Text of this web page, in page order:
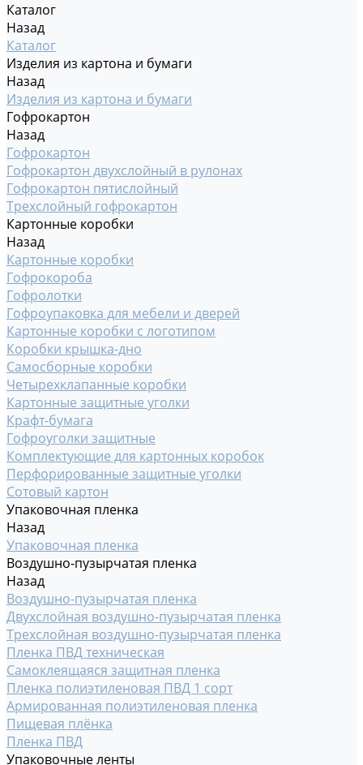
Каталог
Назад
Каталог
Изделия из картона и бумаги
Назад
Изделия из картона и бумаги
Гофрокартон
Назад
Гофрокартон
Гофрокартон двухслойный в рулонах
Гофрокартон пятислойный
Трехслойный гофрокартон
Картонные коробки
Назад
Картонные коробки
Гофрокороба
Гофролотки
Гофроупаковка для мебели и дверей
Картонные коробки с логотипом
Коробки крышка-дно
Самосборные коробки
Четырехклапанные коробки
Картонные защитные уголки
Крафт-бумага
Гофроуголки защитные
Комплектующие для картонных коробок
Перфорированные защитные уголки
Сотовый картон
Упаковочная пленка
Назад
Упаковочная пленка
Воздушно-пузырчатая пленка
Назад
Воздушно-пузырчатая пленка
Двухслойная воздушно-пузырчатая пленка
Трехслойная воздушно-пузырчатая пленка
Пленка ПВД техническая
Самоклеящаяся защитная пленка
Пленка полиэтиленовая ПВД 1 сорт
Армированная полиэтиленовая пленка
Пищевая плёнка
Пленка ПВД
Упаковочные ленты